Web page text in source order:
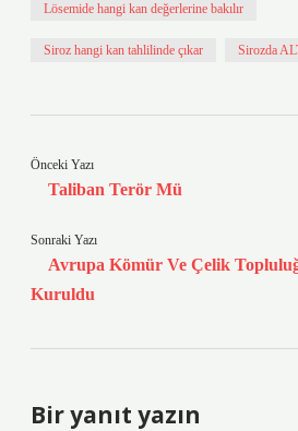
Lösemide hangi kan değerlerine bakılır
Siroz hangi kan tahlilinde çıkar Sirozda
Önceki Yazı
Taliban Terör Mü
Sonraki Yazı
Avrupa Kömür Ve Çelik
Kuruldu
Bir yanıt yazın